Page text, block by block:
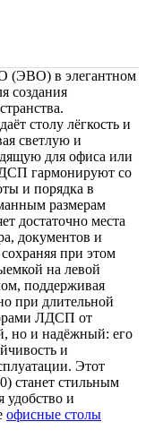
(ЭВО) в элегантном
создания
столу лёгкость и
светлую и
для офиса или
гармонируют со
и порядка в
размерам
достаточно места
документов и
при этом
на левой
поддерживая
при длительной
ЛДСП от
но и надёжный: его
и
Этот
станет стильным
удобство и
офисные столы